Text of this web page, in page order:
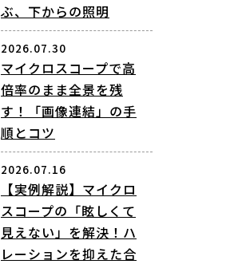
ぶ、下からの照明
2026.07.30
マイクロスコープで高
倍率のまま全景を残
す！「画像連結」の手
順とコツ
2026.07.16
【実例解説】マイクロ
スコープの「眩しくて
見えない」を解決！ハ
レーションを抑えた合